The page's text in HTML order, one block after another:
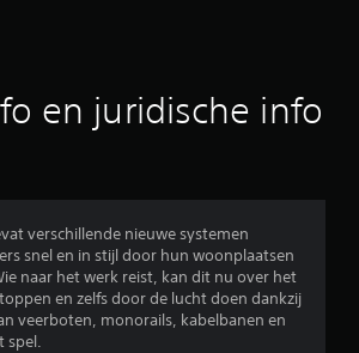
r
i
n
en juridische info
verschillende nieuwe systemen
snel en in stijl door hun woonplaatsen
naar het werk reist, kan dit nu over het
en zelfs door de lucht doen dankzij
veerboten, monorails, kabelbanen en
spel.